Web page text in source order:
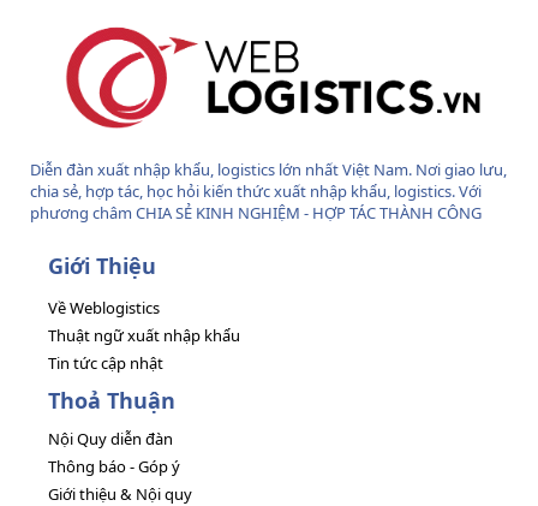
Diễn đàn xuất nhập khẩu, logistics lớn nhất Việt Nam. Nơi giao lưu,
chia sẻ, hợp tác, học hỏi kiến thức xuất nhập khẩu, logistics. Với
phương châm CHIA SẺ KINH NGHIỆM - HỢP TÁC THÀNH CÔNG
Giới Thiệu
Về Weblogistics
Thuật ngữ xuất nhập khẩu
Tin tức cập nhật
Thoả Thuận
Nội Quy diễn đàn
Thông báo - Góp ý
Giới thiệu & Nội quy